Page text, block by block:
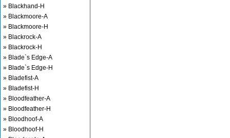
» Blackhand-H
» Blackmoore-A
» Blackmoore-H
» Blackrock-A
» Blackrock-H
» Blade`s Edge-A
» Blade`s Edge-H
» Bladefist-A
» Bladefist-H
» Bloodfeather-A
» Bloodfeather-H
» Bloodhoof-A
» Bloodhoof-H